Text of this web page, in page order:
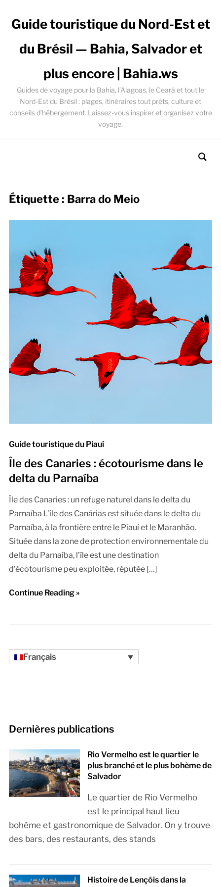
Guide touristique du Nord-Est et
du Brésil — Bahia, Salvador et
plus encore | Bahia.ws
Guides de voyage pour la Bahia, l’Alagoas, le Ceará et tout le
Nord-Est du Brésil : plages, itinéraires tout prêts, culture et
conseils d’hébergement. Laissez-vous inspirer et organisez votre
voyage.
Étiquette : Barra do Meio
Guide touristique du Piauí
Île des Canaries : écotourisme dans le
delta du Parnaíba
Île des Canaries : un refuge naturel dans le delta du
Parnaíba L’île des Canárias est située dans le delta du
Parnaíba, à la frontière entre le Piauí et le Maranhão.
Située dans la zone de protection environnementale du
delta du Parnaíba, l’île est une destination
d’écotourisme peu exploitée, réputée […]
Continue Reading »
Français
Dernières publications
Rio Vermelho est le quartier le
plus branché et le plus bohème de
Salvador
Le quartier de Rio Vermelho
est le principal haut lieu
bohème et gastronomique de Salvador. On y trouve
des bars, des restaurants, des stands
Histoire de Lençóis dans la